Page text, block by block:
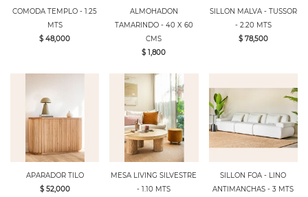
COMODA TEMPLO - 1.25
MTS
$ 48,000
ALMOHADON
TAMARINDO - 40 X 60
CMS
$ 1,800
SILLON MALVA - TUSSOR
- 2.20 MTS
$ 78,500
APARADOR TILO
$ 52,000
MESA LIVING SILVESTRE
- 1.10 MTS
SILLON FOA - LINO
ANTIMANCHAS - 3 MTS